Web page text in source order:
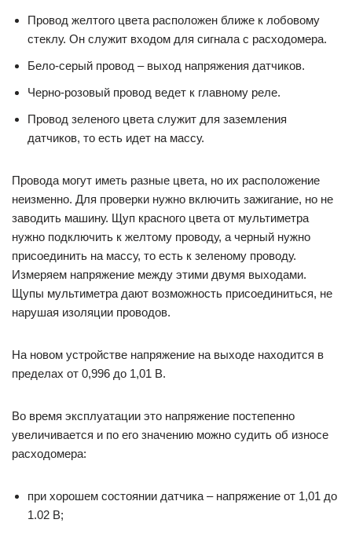
Провод желтого цвета расположен ближе к лобовому
стеклу. Он служит входом для сигнала с расходомера.
Бело-серый провод – выход напряжения датчиков.
Черно-розовый провод ведет к главному реле.
Провод зеленого цвета служит для заземления
датчиков, то есть идет на массу.
Провода могут иметь разные цвета, но их расположение
неизменно. Для проверки нужно включить зажигание, но не
заводить машину. Щуп красного цвета от мультиметра
нужно подключить к желтому проводу, а черный нужно
присоединить на массу, то есть к зеленому проводу.
Измеряем напряжение между этими двумя выходами.
Щупы мультиметра дают возможность присоединиться, не
нарушая изоляции проводов.
На новом устройстве напряжение на выходе находится в
пределах от 0,996 до 1,01 В.
Во время эксплуатации это напряжение постепенно
увеличивается и по его значению можно судить об износе
расходомера:
при хорошем состоянии датчика – напряжение от 1,01 до
1.02 В;